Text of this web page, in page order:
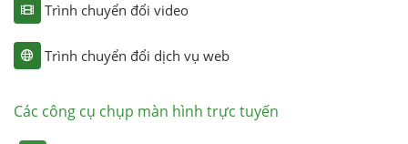
Trình chuyển đổi video
Trình chuyển đổi dịch vụ web
Các công cụ chụp màn hình trực tuyến